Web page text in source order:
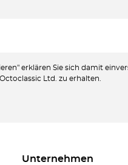
erklären Sie sich damit
Ltd. zu erhalten.
Unternehmen